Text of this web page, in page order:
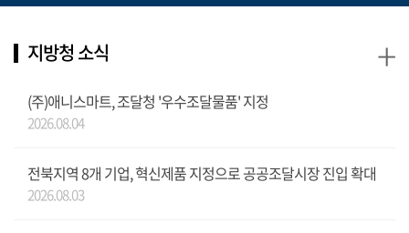
지방청 소식
(주)애니스마트, 조달청 '우수조달물품' 지정
2026.08.04
전북지역 8개 기업, 혁신제품 지정으로 공공조달시장 진입 확대
2026.08.03
+